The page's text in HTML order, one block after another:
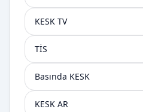
KESK TV
TİS
Basında KESK
KESK AR